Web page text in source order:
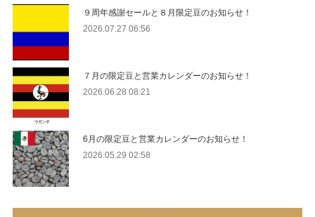
９周年感謝セールと８月限定豆のお知らせ！
2026.07.27 06:56
７月の限定豆と営業カレンダーのお知らせ！
2026.06.28 08:21
6月の限定豆と営業カレンダーのお知らせ！
2026.05.29 02:58